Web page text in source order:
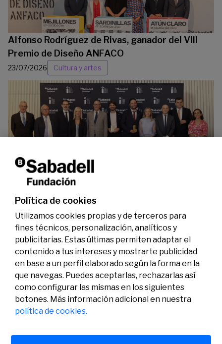
Alfonso Rodríguez de Rivas, ganador del VIII
Premio de Diseño ANFACO
23/07/2026 Cultura y artes
La Fundación Banco Sabadell reconoce a dos
investigadores en los ámbitos de la edición del
genoma y la energía limpia
07/07/2026 Premios
Legal
Aviso legal
Política de privacidad
Actividad
Convocatorias
Premios
Social
Política de cookies
Utilizamos cookies propias y de terceros para
fines técnicos, personalización, analíticos y
publicitarias. Estas últimas permiten adaptar el
contenido a tus intereses y mostrarte publicidad
en base a un perfil elaborado según la forma en la
que navegas. Puedes aceptarlas, rechazarlas así
como configurar las mismas en los siguientes
botones. Más información adicional en nuestra
política de cookies.